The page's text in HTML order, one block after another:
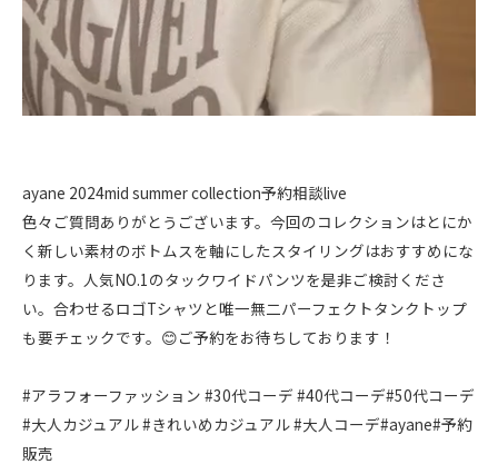
ayane 2024mid summer collection予約相談live
色々ご質問ありがとうございます。今回のコレクションはとにか
く新しい素材のボトムスを軸にしたスタイリングはおすすめにな
ります。人気NO.1のタックワイドパンツを是非ご検討くださ
い。合わせるロゴTシャツと唯一無二パーフェクトタンクトップ
も要チェックです。😊ご予約をお待ちしております！
#アラフォーファッション #30代コーデ #40代コーデ#50代コーデ
#大人カジュアル #きれいめカジュアル #大人コーデ#ayane#予約
販売